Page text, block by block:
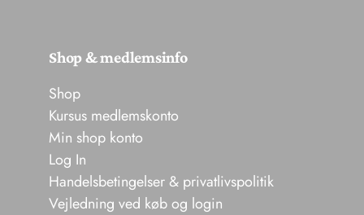
Shop & medlemsinfo
Shop
Kursus medlemskonto
Min shop konto
Log In
Handelsbetingelser & privatlivspolitik
Vejledning ved køb og login